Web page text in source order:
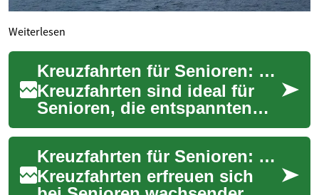
Weiterlesen
Kreuzfahrten für Senioren: Komfortabel & sorglos reisen
Kreuzfahrten sind ideal für
Senioren, die entspannten
Komfort mit
abwechslungsreichen
Reisezielen verbinden
möchten. ...
Kreuzfahrten für Senioren: Entspannte Reisen auf dem Wasser
Kreuzfahrten erfreuen sich